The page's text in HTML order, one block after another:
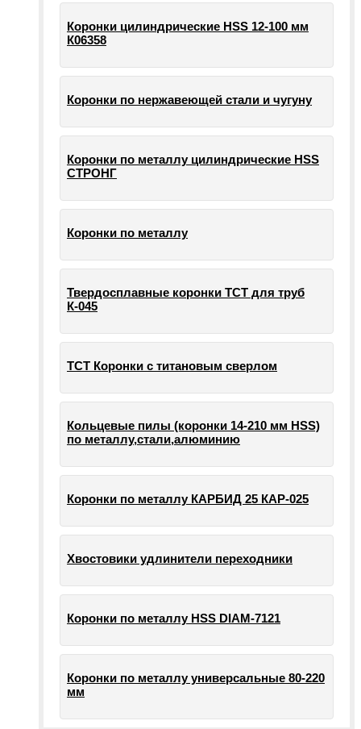
Коронки цилиндрические HSS 12-100 мм
К06358
Коронки по нержавеющей стали и чугуну
Коронки по металлу цилиндрические HSS
СТРОНГ
Коронки по металлу
Твердосплавные коронки ТСТ для труб
К-045
ТСТ Коронки с титановым сверлом
Кольцевые пилы (коронки 14-210 мм HSS)
по металлу,стали,алюминию
Коронки по металлу КАРБИД 25 КАР-025
Хвостовики удлинители переходники
Коронки по металлу HSS DIAM-7121
Коронки по металлу универсальные 80-220
мм